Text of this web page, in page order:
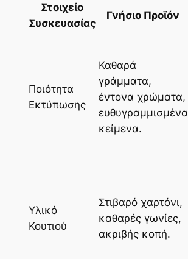
Στοιχείο
Συσκευασίας
Γνήσιο Προϊόν
Ποιότητα
Εκτύπωσης
Καθαρά
γράμματα,
έντονα χρώματα,
ευθυγραμμισμένα
κείμενα.
Υλικό
Κουτιού
Στιβαρό χαρτόνι,
καθαρές γωνίες,
ακριβής κοπή.